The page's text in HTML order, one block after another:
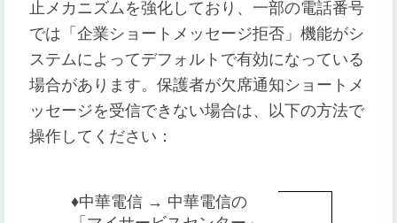
止メカニズムを強化しており、一部の電話番号
では「企業ショートメッセージ拒否」機能がシ
ステムによってデフォルトで有効になっている
場合があります。保護者が欠席通知ショートメ
ッセージを受信できない場合は、以下の方法で
操作してください：
♦️中華電信 → 中華電信の